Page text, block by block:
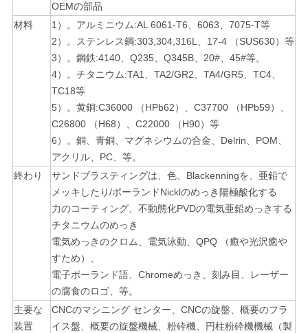
引
て
サ
OEMの部品
材料
1）。アルミニウム:AL 6061-T6、6063、7075-T等
2）。ステンレス鋼:303,304,316L、17-4 （SUS630）等
3）。鋼鉄:4140、Q235、Q345B、20#、45#等。
4）。チタニウム:TA1、TA2/GR2、TA4/GR5、 TC4、
TC18等
5）。黄銅:C36000 （HPb62）、C37700 （HPb59）、
C26800 （H68）、C22000 （H90） 等
6）。銅、青銅、マグネシウムの合金、Delrin、POM、
アクリル、PC、等。
終わり
サンドブラスティングは、色、Blackenningを、亜鉛で
メッキしたり/ポーランドNicklのめっき陽極酸化する
力のコーティング、不動態化PVDの電気亜鉛めっきする
チタニウムのめっき
電気めっきのクロム、電気泳動、QPQ （癒や光沢癒や
すため）、
電子ポーランド語、Chromeめっき、刻み目、レーザー
の腐食のロゴ、等。
主要な
装置
CNCのマシニング センター、CNCの旋盤、概要のフラ
イス盤、概要の旋盤機械、粉砕機、円柱粉砕機機械（製